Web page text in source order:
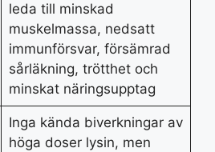
leda till minskad
muskelmassa, nedsatt
immunförsvar, försämrad
sårläkning, trötthet och
minskat näringsupptag
Inga kända biverkningar av
höga doser lysin, men